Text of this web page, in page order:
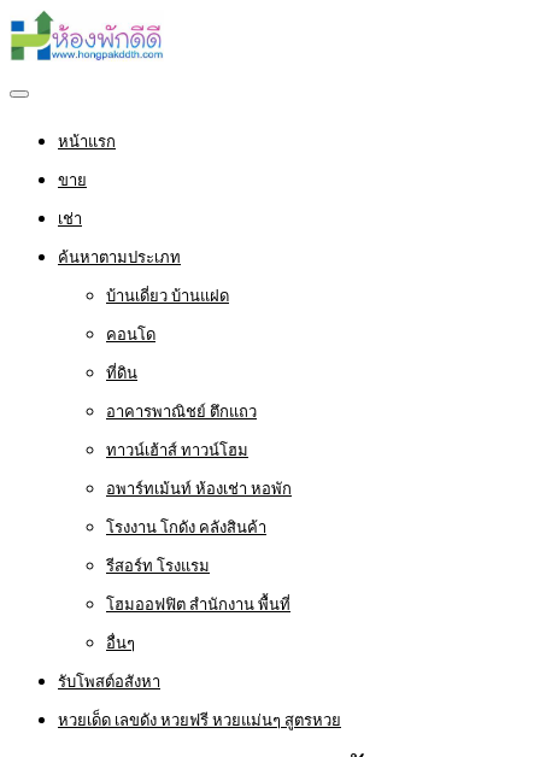
หน้าแรก
ขาย
เช่า
ค้นหาตามประเภท
บ้านเดี่ยว บ้านแฝด
คอนโด
ที่ดิน
อาคารพาณิชย์ ตึกแถว
ทาวน์เฮ้าส์ ทาวน์โฮม
อพาร์ทเม้นท์ ห้องเช่า หอพัก
โรงงาน โกดัง คลังสินค้า
รีสอร์ท โรงแรม
โฮมออฟฟิต สำนักงาน พื้นที่
อื่นๆ
รับโพสต์อสังหา
หวยเด็ด เลขดัง หวยฟรี หวยแม่นๆ สูตรหวย